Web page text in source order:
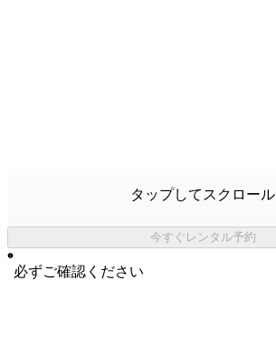
タップしてスクロール
今すぐレンタル予約
必ずご確認ください